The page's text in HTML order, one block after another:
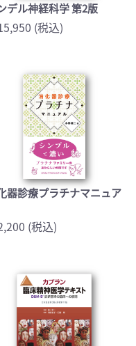
デル神経科学 第2版
(税込)
器診療プラチナマニュア
(税込)